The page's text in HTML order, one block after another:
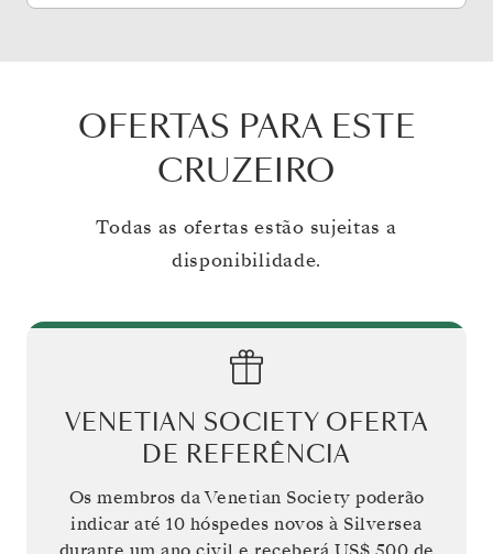
OFERTAS PARA ESTE
CRUZEIRO
Todas as ofertas estão sujeitas a
disponibilidade.
VENETIAN SOCIETY OFERTA
DE REFERÊNCIA
Os membros da Venetian Society poderão
indicar até 10 hóspedes novos à Silversea